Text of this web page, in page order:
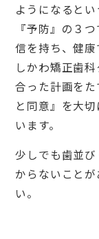
ようになると
『予防』の３
信を持ち、健
しかわ矯正歯
合った計画を
と同意』を大
います。
少しでも歯並
からないこと
い。